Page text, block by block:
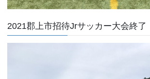
2021郡上市招待Jrサッカー大会終了